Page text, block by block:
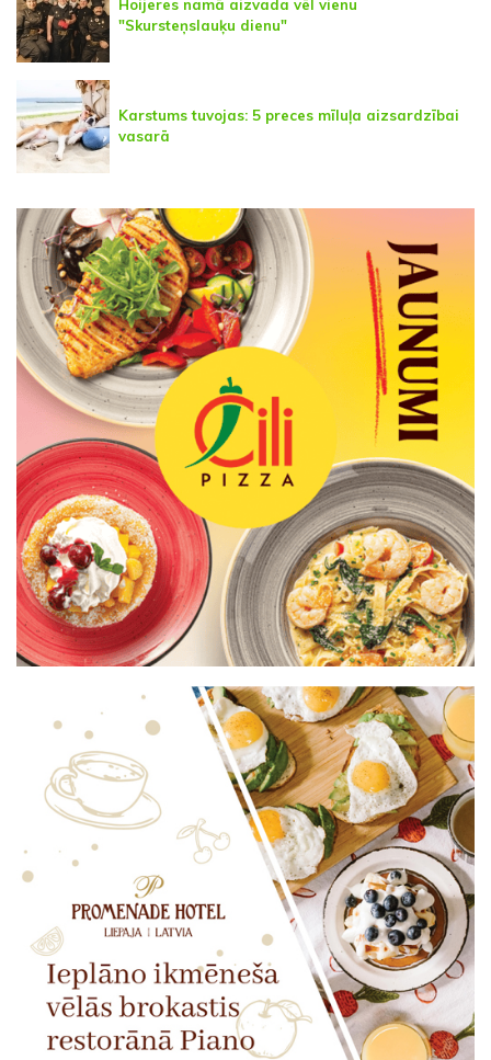
Hoijeres namā aizvada vēl vienu
"Skursteņslauķu dienu"
Karstums tuvojas: 5 preces mīluļa aizsardzībai
vasarā